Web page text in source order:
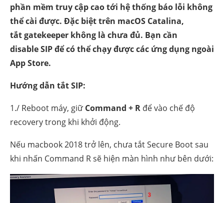
phần mềm truy cập cao tới hệ thống báo lỗi không
thể cài được. Đặc biệt trên macOS Catalina,
tắt gatekeeper không là chưa đủ. Bạn cần
disable SIP để có thể chạy được các ứng dụng ngoài
App Store.
Hướng dẫn tắt SIP:
1./ Reboot máy, giữ Command + R để vào chế độ
recovery trong khi khởi động.
Nếu macbook 2018 trở lên, chưa tắt Secure Boot sau
khi nhấn Command R sẽ hiện màn hình như bên dưới: